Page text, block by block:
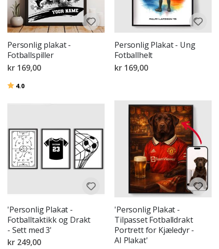
Personlig plakat -
Fotballspiller
kr 169,00
Karakter:
4.0
Personlig Plakat - Ung
Fotballhelt
kr 169,00
'Personlig Plakat -
Fotballtaktikk og Drakt
- Sett med 3'
kr 249,00
'Personlig Plakat -
Tilpasset Fotballdrakt
Portrett for Kjæledyr -
AI Plakat'